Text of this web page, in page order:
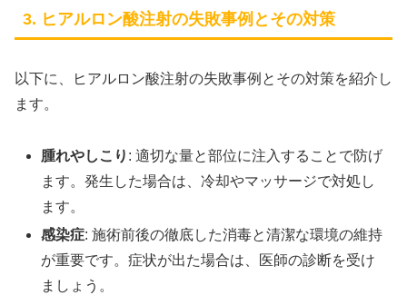
3. ヒアルロン酸注射の失敗事例とその対策
以下に、ヒアルロン酸注射の失敗事例とその対策を紹介し
ます。
腫れやしこり : 適切な量と部位に注入することで防げ
ます。発生した場合は、冷却やマッサージで対処し
ます。
感染症: 施術前後の徹底した消毒と清潔な環境の維持
が重要です。症状が出た場合は、医師の診断を受け
ましょう。